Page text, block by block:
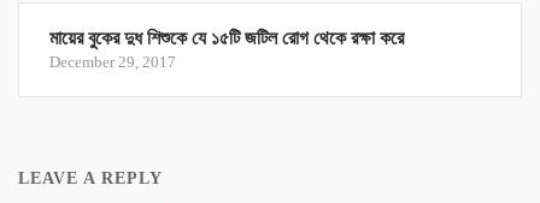
মায়ের বুকের দুধ শিশুকে যে ১৫টি জটিল রোগ থেকে রক্ষা করে
December 29, 2017
LEAVE A REPLY